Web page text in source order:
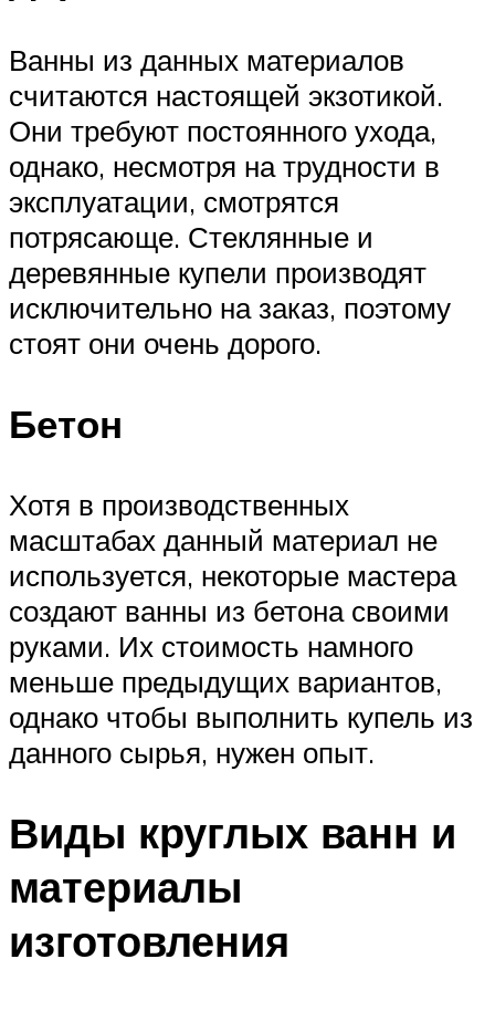
Ванны из данных материалов
считаются настоящей экзотикой.
Они требуют постоянного ухода,
однако, несмотря на трудности в
эксплуатации, смотрятся
потрясающе. Стеклянные и
деревянные купели производят
исключительно на заказ, поэтому
стоят они очень дорого.
Бетон
Хотя в производственных
масштабах данный материал не
используется, некоторые мастера
создают ванны из бетона своими
руками. Их стоимость намного
меньше предыдущих вариантов,
однако чтобы выполнить купель из
данного сырья, нужен опыт.
Виды круглых ванн и
материалы
изготовления